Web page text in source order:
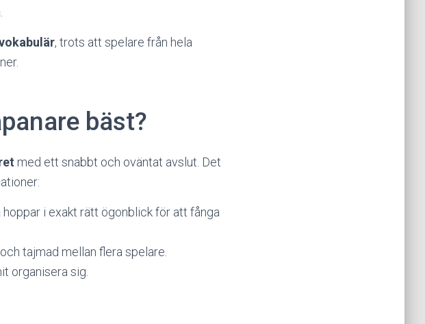
, trots att spelare från hela
bäst?
med ett snabbt och oväntat avslut. Det
i exakt rätt ögonblick för att fånga
tajmad mellan flera spelare.
organisera sig.